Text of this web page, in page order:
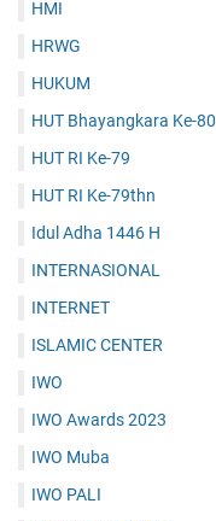
HMI
HRWG
HUKUM
HUT Bhayangkara Ke-80
HUT RI Ke-79
HUT RI Ke-79thn
Idul Adha 1446 H
INTERNASIONAL
INTERNET
ISLAMIC CENTER
IWO
IWO Awards 2023
IWO Muba
IWO PALI